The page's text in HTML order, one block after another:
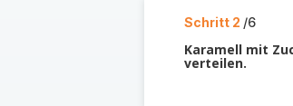
Schritt 2 /6
Karamell mit
verteilen.